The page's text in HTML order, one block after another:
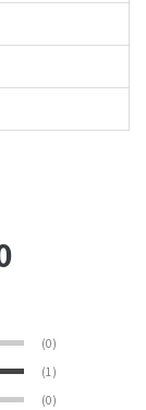
(0)
(1)
(0)